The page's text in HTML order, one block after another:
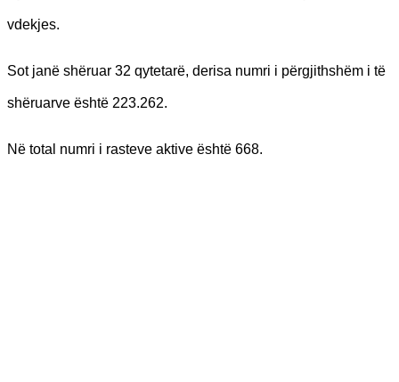
vdekjes.
Sot janë shëruar 32 qytetarë, derisa numri i përgjithshëm i të
shëruarve është 223.262.
Në total numri i rasteve aktive është 668.